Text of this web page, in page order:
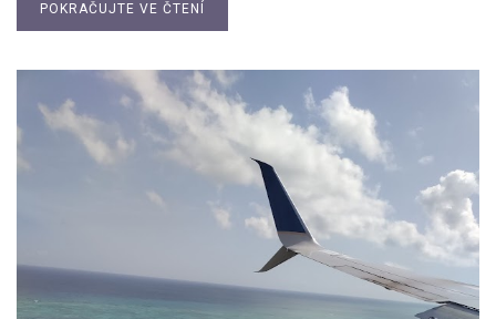
POKRAČUJTE VE ČTENÍ